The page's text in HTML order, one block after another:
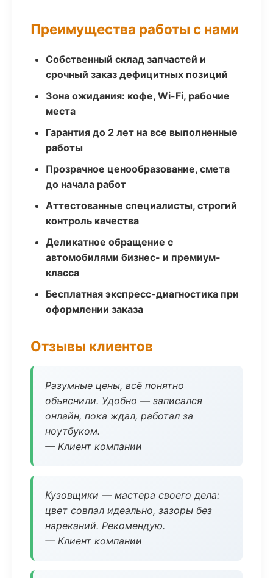
Преимущества работы с нами
Собственный склад запчастей и
срочный заказ дефицитных позиций
Зона ожидания: кофе, Wi-Fi, рабочие
места
Гарантия до 2 лет на все выполненные
работы
Прозрачное ценообразование, смета
до начала работ
Аттестованные специалисты, строгий
контроль качества
Деликатное обращение с
автомобилями бизнес- и премиум-
класса
Бесплатная экспресс-диагностика при
оформлении заказа
Отзывы клиентов
Разумные цены, всё понятно
объяснили. Удобно — записался
онлайн, пока ждал, работал за
ноутбуком.
— Клиент компании
Кузовщики — мастера своего дела:
цвет совпал идеально, зазоры без
нареканий. Рекомендую.
— Клиент компании